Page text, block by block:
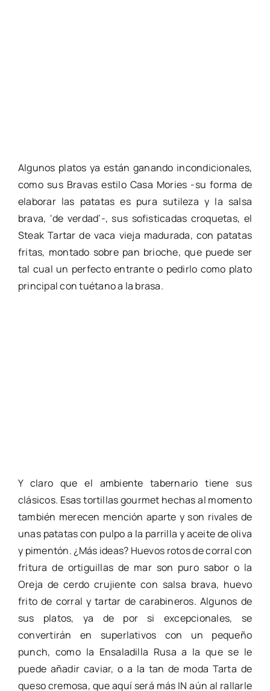
Algunos platos ya están ganando incondicionales,
como sus Bravas estilo Casa Mories -su forma de
elaborar las patatas es pura sutileza y la salsa
brava, ‘de verdad’-, sus sofisticadas croquetas, el
Steak Tartar de vaca vieja madurada, con patatas
fritas, montado sobre pan brioche, que puede ser
tal cual un perfecto entrante o pedirlo como plato
principal con tuétano a la brasa.
Y claro que el ambiente tabernario tiene sus
clásicos. Esas tortillas gourmet hechas al momento
también merecen mención aparte y son rivales de
unas patatas con pulpo a la parrilla y aceite de oliva
y pimentón. ¿Más ideas? Huevos rotos de corral con
fritura de ortiguillas de mar son puro sabor o la
Oreja de cerdo crujiente con salsa brava, huevo
frito de corral y tartar de carabineros. Algunos de
sus platos, ya de por si excepcionales, se
convertirán en superlativos con un pequeño
punch, como la Ensaladilla Rusa a la que se le
puede añadir caviar, o a la tan de moda Tarta de
queso cremosa, que aquí será más IN aún al rallarle